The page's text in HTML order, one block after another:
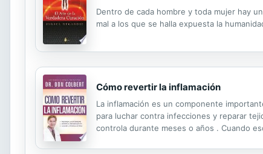
Dentro de cada hombre y toda mujer hay
mal a los que se halla expuesta la
Cómo revertir la inflamación
La inflamación es un componente
para luchar contra infecciones y reparar
controla durante meses o años . Cuando